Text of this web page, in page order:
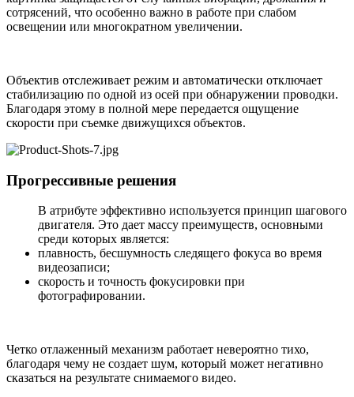
сотрясений, что особенно важно в работе при слабом
освещении или многократном увеличении.
Объектив отслеживает режим и автоматически отключает
стабилизацию по одной из осей при обнаружении проводки.
Благодаря этому в полной мере передается ощущение
скорости при съемке движущихся объектов.
Прогрессивные решения
В атрибуте эффективно используется принцип шагового
двигателя. Это дает массу преимуществ, основными
среди которых является:
плавность, бесшумность следящего фокуса во время
видеозаписи;
скорость и точность фокусировки при
фотографировании.
Четко отлаженный механизм работает невероятно тихо,
благодаря чему не создает шум, который может негативно
сказаться на результате снимаемого видео.